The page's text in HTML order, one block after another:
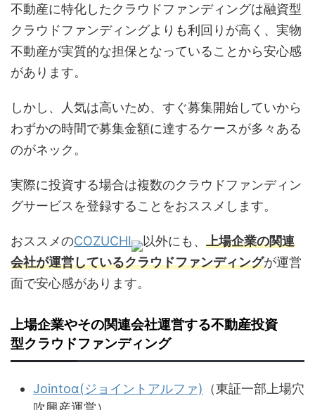
不動産に特化したクラウドファンディングは融資型
クラウドファンディングよりも利回りが高く、実物
不動産が実質的な担保となっていることから安心感
があります。
しかし、人気は高いため、すぐ募集開始していから
わずかの時間で募集金額に達するケースが多々ある
のがネック。
実際に投資する場合は複数のクラウドファンディン
グサービスを登録することをおススメします。
おススメのCOZUCHI 以外にも、 上場企業の関連
会社が運営しているクラウドファンディングが運営
面で安心感があります。
上場企業やその関連会社運営する不動産投資
型クラウドファンディング
Jointoα(ジョイントアルファ) （東証一部上場穴